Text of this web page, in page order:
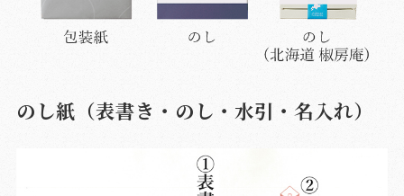
のし紙（表書き・のし・水引・名入れ）